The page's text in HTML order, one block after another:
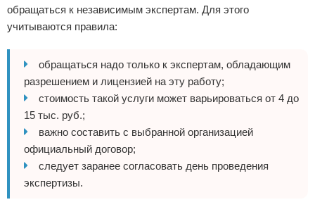
обращаться к независимым экспертам. Для этого
учитываются правила:
обращаться надо только к экспертам, обладающим
разрешением и лицензией на эту работу;
стоимость такой услуги может варьироваться от 4 до
15 тыс. руб.;
важно составить с выбранной организацией
официальный договор;
следует заранее согласовать день проведения
экспертизы.